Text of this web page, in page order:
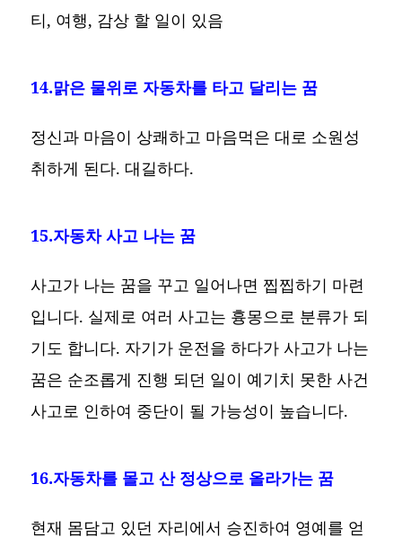
티, 여행, 감상 할 일이 있음
14.맑은 물위로 자동차를 타고 달리는 꿈
정신과 마음이 상쾌하고 마음먹은 대로 소원성
취하게 된다. 대길하다.
15.자동차 사고 나는 꿈
사고가 나는 꿈을 꾸고 일어나면 찝찝하기 마련
입니다. 실제로 여러 사고는 흉몽으로 분류가 되
기도 합니다. 자기가 운전을 하다가 사고가 나는
꿈은 순조롭게 진행 되던 일이 예기치 못한 사건
사고로 인하여 중단이 될 가능성이 높습니다.
16.자동차를 몰고 산 정상으로 올라가는 꿈
현재 몸담고 있던 자리에서 승진하여 영예를 얻